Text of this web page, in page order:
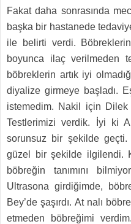
Fakat daha sonrasında
başka bir hastanede
ile belirti verdi.
boyunca ilaç verilmeden
böbreklerin artık iyi
diyalize girmeye başladı.
istemedim. Nakil için Dilek
Testlerimizi verdik. İyi ki
sorunsuz bir şekilde
güzel bir şekilde ilgilendi.
böbreğin tanımını
Ultrasona girdiğimde,
Bey’de şaşırdı. At nalı
etmeden böbreğimi